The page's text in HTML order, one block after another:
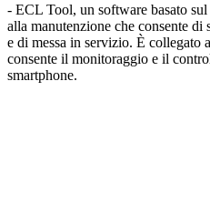
- ECL Tool, un software basato
alla manutenzione che consente
e di messa in servizio. È collegato
consente il monitoraggio e il
smartphone.